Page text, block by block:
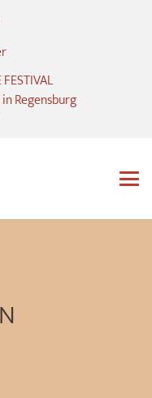
in Regensburg